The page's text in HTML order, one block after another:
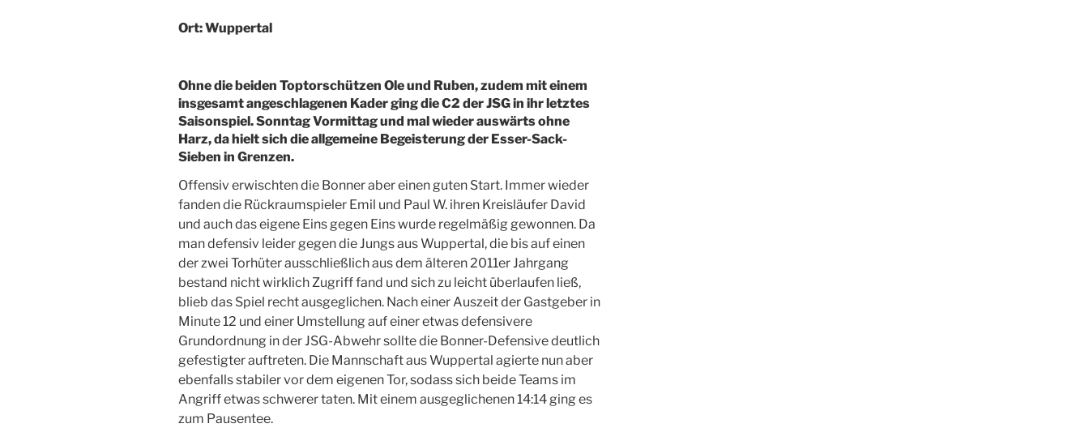
Ort: Wuppertal
Ohne die beiden Toptorschützen Ole und Ruben, zudem mit einem
insgesamt angeschlagenen Kader ging die C2 der JSG in ihr letztes
Saisonspiel. Sonntag Vormittag und mal wieder auswärts ohne
Harz, da hielt sich die allgemeine Begeisterung der Esser-Sack-
Sieben in Grenzen.
Offensiv erwischten die Bonner aber einen guten Start. Immer wieder
fanden die Rückraumspieler Emil und Paul W. ihren Kreisläufer David
und auch das eigene Eins gegen Eins wurde regelmäßig gewonnen. Da
man defensiv leider gegen die Jungs aus Wuppertal, die bis auf einen
der zwei Torhüter ausschließlich aus dem älteren 2011er Jahrgang
bestand nicht wirklich Zugriff fand und sich zu leicht überlaufen ließ,
blieb das Spiel recht ausgeglichen. Nach einer Auszeit der Gastgeber in
Minute 12 und einer Umstellung auf einer etwas defensivere
Grundordnung in der JSG-Abwehr sollte die Bonner-Defensive deutlich
gefestigter auftreten. Die Mannschaft aus Wuppertal agierte nun aber
ebenfalls stabiler vor dem eigenen Tor, sodass sich beide Teams im
Angriff etwas schwerer taten. Mit einem ausgeglichenen 14:14 ging es
zum Pausentee.